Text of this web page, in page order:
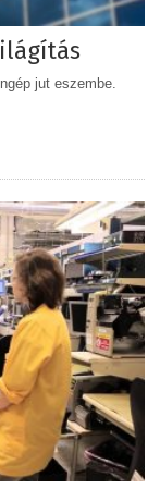
jut eszembe.